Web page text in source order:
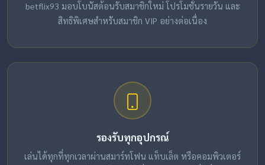
betflix93 มอบโบนัสต้อนรับสมาชิกใหม่ โปรโมชั่นรายวัน และ
สิทธิพิเศษสำหรับสมาชิก VIP อย่างต่อเนื่อง
รองรับทุกอุปกรณ์
เล่นได้ทุกที่ทุกเวลาผ่านสมาร์ทโฟน แท็บเล็ต หรือคอมพิวเตอร์